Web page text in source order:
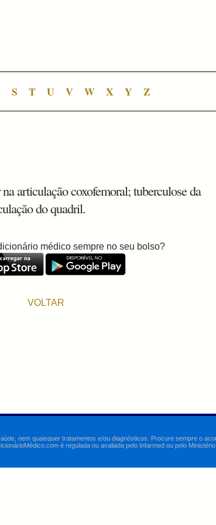
S T U V W X Y Z
articulação coxofemoral; tuberculose da
do quadril.
médico sempre no seu bolso?
VOLTAR
nem quaisquer tratamentos e/ou diagnósticos. Procure sempre o
é regulada ou avaliada pelo Infarmed ou pelo